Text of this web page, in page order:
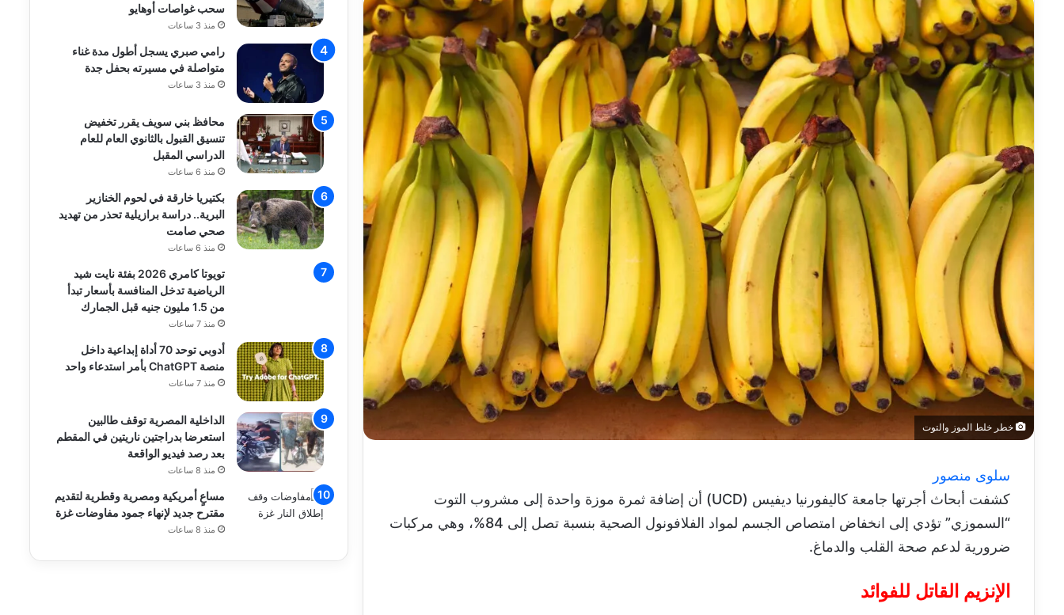
خطر خلط الموز والتوت
سلوى منصور
كشفت أبحاث أجرتها جامعة كاليفورنيا ديفيس (UCD) أن إضافة ثمرة موزة واحدة إلى مشروب التوت
“السموزي” تؤدي إلى انخفاض امتصاص الجسم لمواد الفلافونول الصحية بنسبة تصل إلى 84%، وهي مركبات
ضرورية لدعم صحة القلب والدماغ.
الإنزيم القاتل للفوائد
سحب غواصات أوهايو
منذ 3 ساعات
رامي صبري يسجل أطول مدة غناء
متواصلة في مسيرته بحفل جدة
منذ 3 ساعات
محافظ بني سويف يقرر تخفيض
تنسيق القبول بالثانوي العام للعام
الدراسي المقبل
منذ 6 ساعات
بكتيريا خارقة في لحوم الخنازير
البرية.. دراسة برازيلية تحذر من تهديد
صحي صامت
منذ 6 ساعات
تويوتا كامري 2026 بفئة نايت شيد
الرياضية تدخل المنافسة بأسعار تبدأ
من 1.5 مليون جنيه قبل الجمارك
منذ 7 ساعات
أدوبي توحد 70 أداة إبداعية داخل
منصة ChatGPT بأمر استدعاء واحد
منذ 7 ساعات
الداخلية المصرية توقف طالبين
استعرضا بدراجتين ناريتين في المقطم
بعد رصد فيديو الواقعة
منذ 8 ساعات
مساعٍ أمريكية ومصرية وقطرية لتقديم
مقترح جديد لإنهاء جمود مفاوضات غزة
منذ 8 ساعات